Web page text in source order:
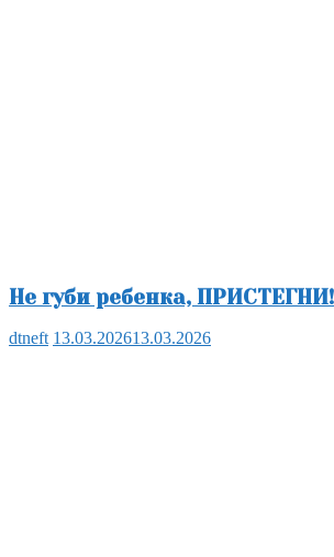
Не губи ребенка, ПРИСТЕГНИ!
dtneft 13.03.202613.03.2026